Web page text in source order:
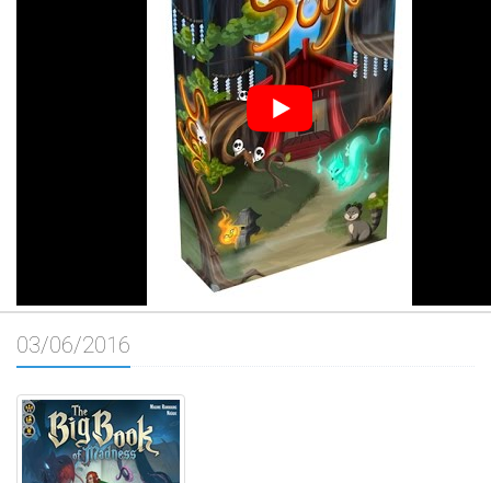
03/06/2016